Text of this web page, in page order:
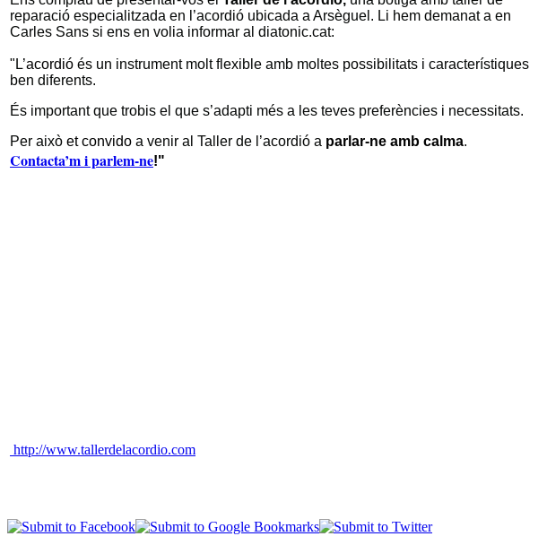
reparació especialitzada en l’acordió ubicada a Arsèguel. Li hem demanat a en
Carles Sans si ens en volia informar al diatonic.cat:
"L’acordió és un instrument molt flexible amb moltes possibilitats i característiques
ben diferents.
És important que trobis el que s’adapti més a les teves preferències i necessitats.
Per això et convido a venir al Taller de l’acordió a parlar-ne amb calma.
Contacta’m i parlem-ne!"
http://www.tallerdelacordio.com